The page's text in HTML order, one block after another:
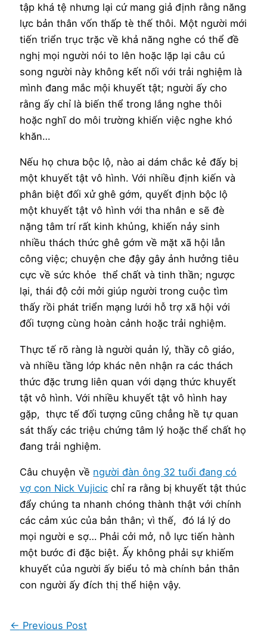
tập khá tệ nhưng lại cứ mang giả định rằng năng
lực bản thân vốn thấp tè thế thôi. Một người mới
tiến triển trục trặc về khả năng nghe có thể đề
nghị mọi người nói to lên hoặc lặp lại câu cú
song người này không kết nối với trải nghiệm là
mình đang mắc mội khuyết tật; người ấy cho
rằng ấy chỉ là biến thể trong lắng nghe thôi
hoặc nghĩ do môi trường khiến việc nghe khó
khăn…
Nếu họ chưa bộc lộ, nào ai dám chắc kẻ đấy bị
một khuyết tật vô hình. Với nhiều định kiến và
phân biệt đối xử ghê gớm, quyết định bộc lộ
một khuyết tật vô hình với tha nhân e sẽ đè
nặng tâm trí rất kinh khủng, khiến nảy sinh
nhiều thách thức ghê gớm về mặt xã hội lẫn
công việc; chuyện che đậy gây ảnh hưởng tiêu
cực về sức khỏe thể chất và tinh thần; ngược
lại, thái độ cởi mởi giúp người trong cuộc tìm
thấy rồi phát triển mạng lưới hỗ trợ xã hội với
đối tượng cùng hoàn cảnh hoặc trải nghiệm.
Thực tế rõ ràng là người quản lý, thầy cô giáo,
và nhiều tầng lớp khác nên nhận ra các thách
thức đặc trưng liên quan với dạng thức khuyết
tật vô hình. Với nhiều khuyết tật vô hình hay
gặp, thực tế đối tượng cũng chẳng hề tự quan
sát thấy các triệu chứng tâm lý hoặc thể chất họ
đang trải nghiệm.
Câu chuyện về người đàn ông 32 tuổi đang có
vợ con Nick Vujicic chỉ ra rằng bị khuyết tật thúc
đẩy chúng ta nhanh chóng thành thật với chính
các cảm xúc của bản thân; vì thế, đó lá lý do
mọi người e sợ… Phải cởi mở, nỗ lực tiến hành
một bước đi đặc biệt. Ấy không phải sự khiếm
khuyết của người ấy biểu tỏ mà chính bản thân
con người ấy đích thị thể hiện vậy.
← Previous Post